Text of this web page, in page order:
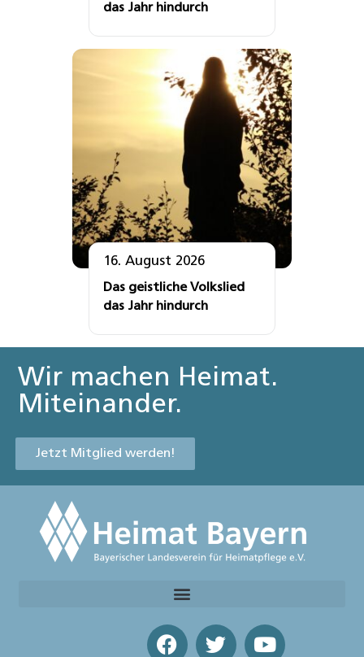
das Jahr hindurch
16. August 2026
Das geistliche Volkslied
das Jahr hindurch
Wir machen Heimat.
Miteinander.
Jetzt Mitglied werden!